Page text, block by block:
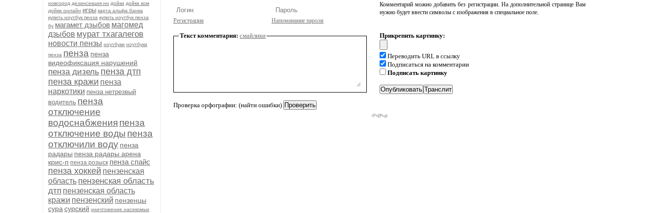
новгород дезинсекция нн дойки дойки ком
дойки онлайн игры карта альфа банка
купить ноутбук пенза купить ноутбук пенза
бу магамет дзыбов магомед
дзыбов мурат тхагалегов
новости пензы ноутбуки ноутбуки
пенза пенза пенза
видеофиксация нарушений
пенза дизель пенза дтп
пенза кражи пенза
наркотики пенза нетрезвый
водитель пенза
отключение
водоснабжения пенза
отключение воды пенза
отключили воду пенза
радары пенза радары арена
крис-п пенза розыск пенза спайс
пенза хоккей пензенская
область пензенская область
дтп пензенская область
кражи пензенский пензенцы
сура сурский уничтожение насекомых
Регистрация Напоминание пароля
Комментарий можно добавить без регистрации. На дополнительной странице Вам
нужно будет ввести символы с изображения в специальное поле.
Текст комментария: смайлики
Проверка орфографии: (найти ошибки)
Прикрепить картинку:
Переводить URL в ссылку
Подписаться на комментарии
Подписать картинку